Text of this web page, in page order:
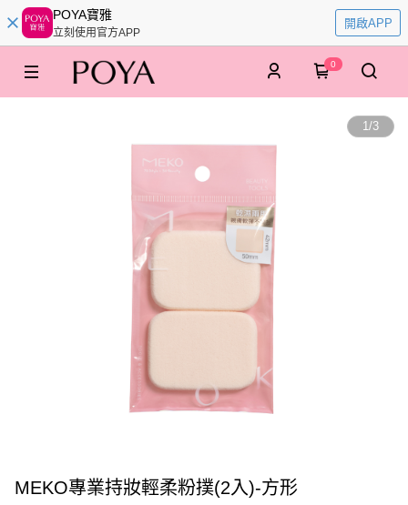
POYA寶雅
立刻使用官方APP
開啟APP
0
1/3
MEKO專業持妝輕柔粉撲(2入)-方形